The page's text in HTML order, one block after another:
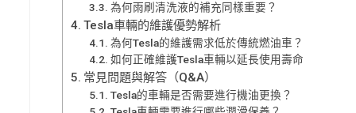
為何雨刷清洗液的補充同樣重要？
Tesla車輛的維護優勢解析
為何Tesla的維護需求低於傳統燃油車？
如何正確維護Tesla車輛以延長使用壽命
常見問題與解答（Q&A）
Tesla的車輛是否需要進行機油更換？